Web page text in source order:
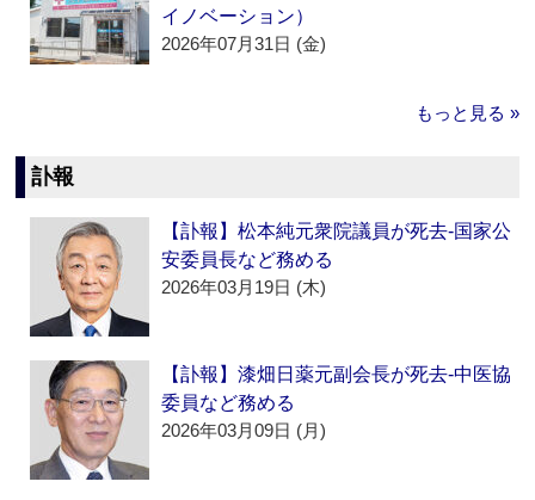
イノベーション）
2026年07月31日 (金)
もっと見る »
訃報
【訃報】松本純元衆院議員が死去‐国家公
安委員長など務める
2026年03月19日 (木)
【訃報】漆畑日薬元副会長が死去‐中医協
委員など務める
2026年03月09日 (月)